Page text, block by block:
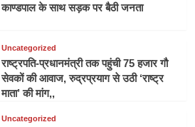
काण्डपाल के साथ सड़क पर बैठी जनता
Uncategorized
राष्ट्रपति-प्रधानमंत्री तक पहुंची 75 हजार गौ
सेवकों की आवाज, रुद्रप्रयाग से उठी ‘राष्ट्र
माता’ की मांग,,
Uncategorized